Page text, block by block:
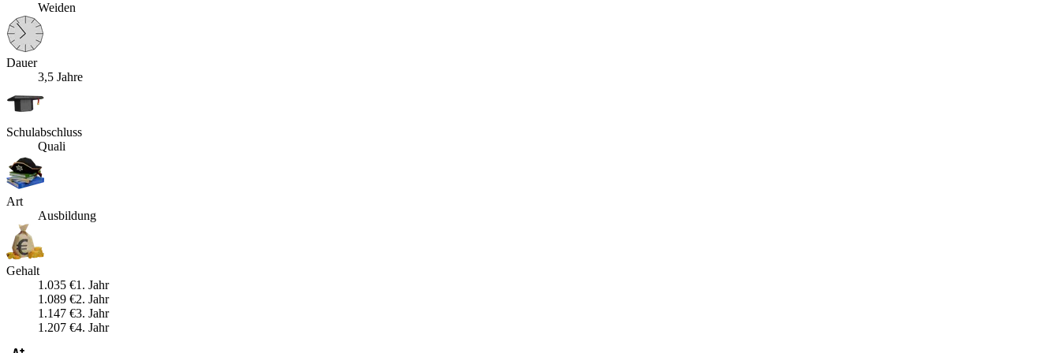
Weiden
Dauer
3,5 Jahre
Schulabschluss
Quali
Art
Ausbildung
Gehalt
1.035 €1 . Jahr
1.089 €2. Jahr
1.147 €3. Jahr
1.207 €4. Jahr